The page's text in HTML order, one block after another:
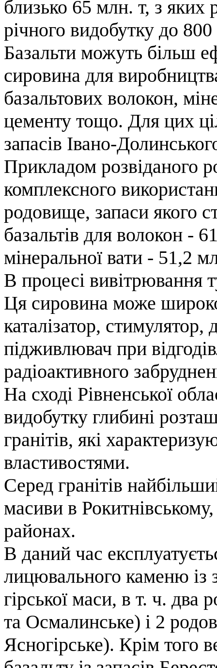
близько 65 млн. т, з яких
річного видобутку до
Базальти можуть більш
сировина для
базальтових волокон,
цементу тощо. Для цих
запасів Івано-
Прикладом розвіданого
комплексного
родовище, запаси якого
базальтів для волокон -
мінеральної вати - 51,2
В процесі вивітрювання
Ця сировина може
каталізатор, стимулятор,
підживлювач при
радіоактивного
На сході Рівненської
видобутку глибині
гранітів, які
властивостями.
Серед гранітів
масиви в
районах.
В даний час
лицювального каменю
гірської маси, в т. ч. два
та Осмалинське) і 2
Ясногірське). Крім того